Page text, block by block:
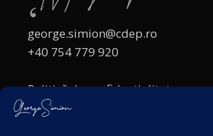
george.simion@cdep.ro
+40 754 779 920
Politică de confidențialitate
Politica cookies